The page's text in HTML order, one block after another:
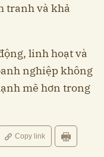
tranh và khả
linh hoạt và
nghiệp không
mẽ hơn trong
Copy link